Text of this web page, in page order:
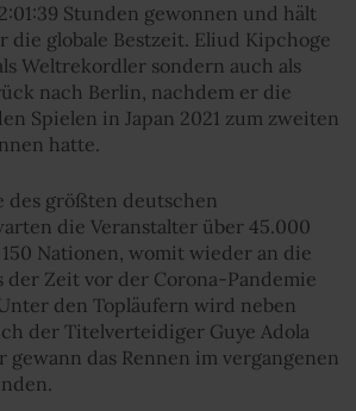
Stunden gewonnen und hält
die globale Bestzeit. Eliud Kipchoge
Weltrekordler sondern auch als
nach Berlin, nachdem er die
Spielen in Japan 2021 zum zweiten
hatte.
des größten deutschen
die Veranstalter über 45.000
Nationen, womit wieder an die
der Zeit vor der Corona-Pandemie
den Topläufern wird neben
der Titelverteidiger Guye Adola
gewann das Rennen im vergangenen